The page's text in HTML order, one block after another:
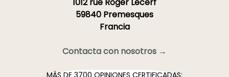
59840 Premesques
Francia
Contacta con nosotros →
MÁS DE 3700 OPINIONES CERTIFICADAS: